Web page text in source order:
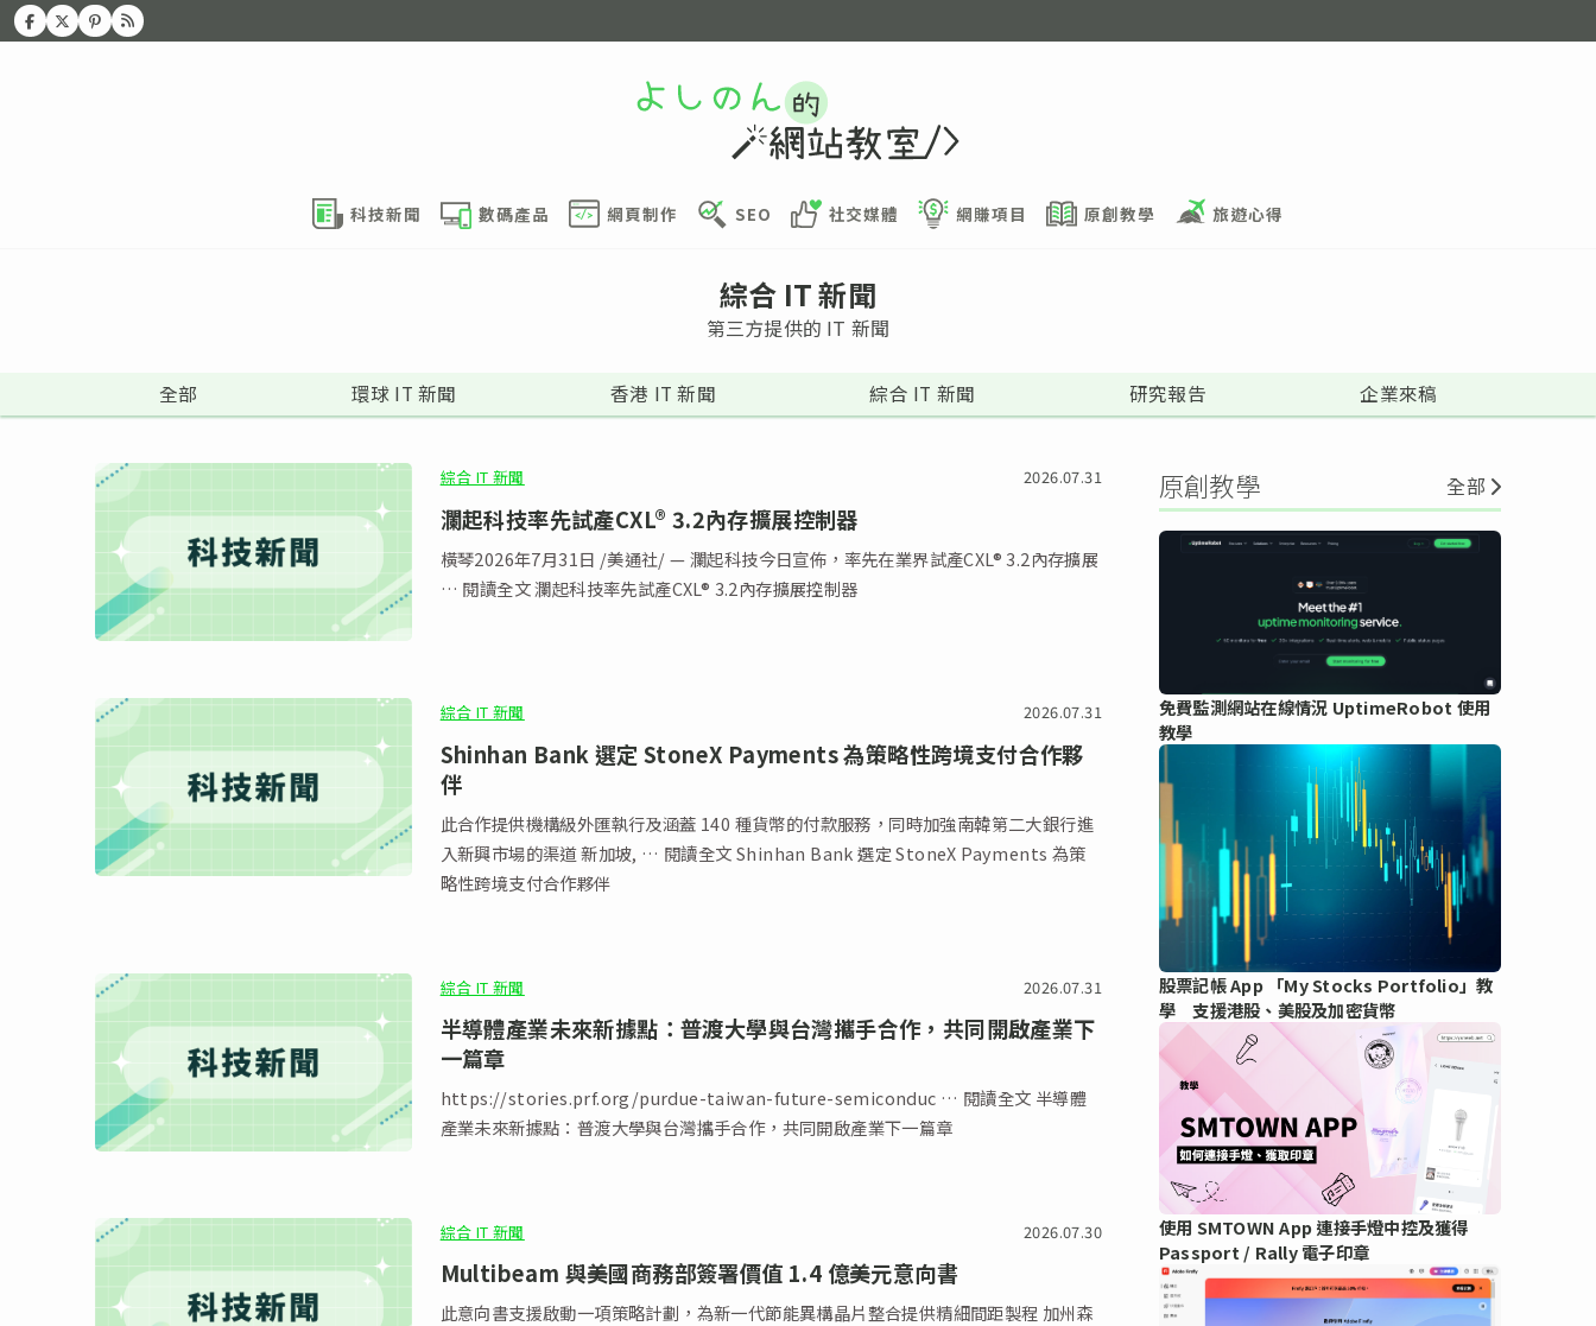
科技新聞 數碼產品 網頁制作 SEO 社交媒體 網賺項目 原創教學 旅遊心得
綜合 IT 新聞
第三方提供的 IT 新聞
全部 環球 IT 新聞 香港 IT 新聞 綜合 IT 新聞 研究報告 企業來稿
綜合 IT 新聞 2026.07.31
瀾起科技率先試產CXL® 3.2內存擴展控制器
橫琴2026年7月31日 /美通社/ — 瀾起科技今日宣佈，率先在業界試產CXL® 3.2內存擴展
… 閱讀全文 瀾起科技率先試產CXL® 3.2內存擴展控制器
綜合 IT 新聞 2026.07.31
Shinhan Bank 選定 StoneX Payments 為策略性跨境支付合作夥
伴
此合作提供機構級外匯執行及涵蓋 140 種貨幣的付款服務，同時加強南韓第二大銀行進
入新興市場的渠道 新加坡, … 閱讀全文 Shinhan Bank 選定 StoneX Payments 為策
略性跨境支付合作夥伴
綜合 IT 新聞 2026.07.31
半導體產業未來新據點：普渡大學與台灣攜手合作，共同開啟產業下
一篇章
https://stories.prf.org/purdue-taiwan-future-semiconduc … 閱讀全文 半導體
產業未來新據點：普渡大學與台灣攜手合作，共同開啟產業下一篇章
綜合 IT 新聞 2026.07.30
Multibeam 與美國商務部簽署價值 1.4 億美元意向書
此意向書支援啟動一項策略計劃，為新一代節能異構晶片整合提供精細間距製程 加州森
原創教學 全部
免費監測網站在線情況 UptimeRobot 使用
教學
股票記帳 App 「My Stocks Portfolio」教
學 支援港股、美股及加密貨幣
使用 SMTOWN App 連接手燈中控及獲得
Passport / Rally 電子印章